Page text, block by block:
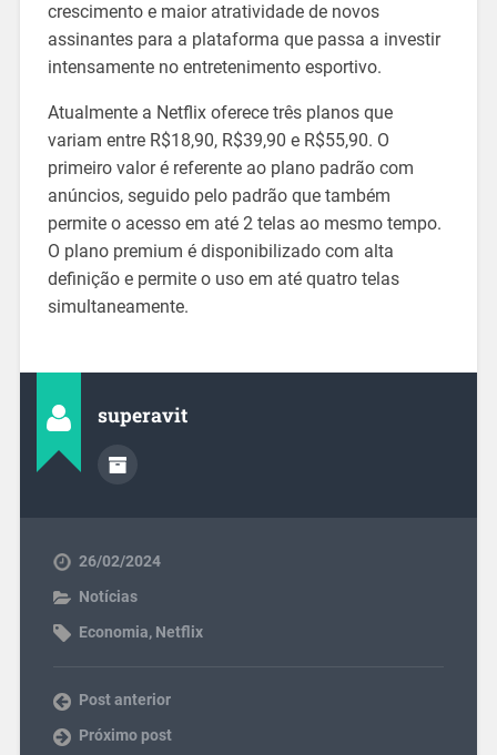
crescimento e maior atratividade de novos
assinantes para a plataforma que passa a investir
intensamente no entretenimento esportivo.
Atualmente a Netflix oferece três planos que
variam entre R$18,90, R$39,90 e R$55,90. O
primeiro valor é referente ao plano padrão com
anúncios, seguido pelo padrão que também
permite o acesso em até 2 telas ao mesmo tempo.
O plano premium é disponibilizado com alta
definição e permite o uso em até quatro telas
simultaneamente.
superavit
26/02/2024
Notícias
Economia, Netflix
Post anterior
Próximo post